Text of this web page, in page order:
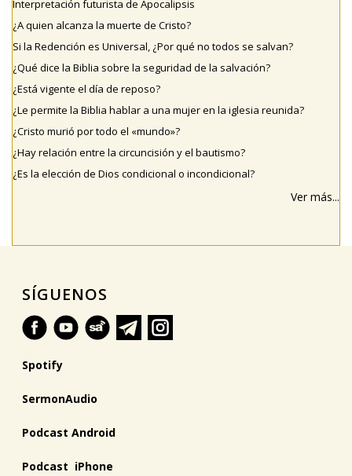
Interpretación futurista de Apocalipsis
¿A quien alcanza la muerte de Cristo?
Si la Redención es Universal, ¿Por qué no todos se salvan?
¿Qué dice la Biblia sobre la seguridad de la salvación?
¿Está vigente el día de reposo?
¿Le permite la Biblia hablar a una mujer en la iglesia reunida?
¿Cristo murió por todo el «mundo»?
¿Hay relación entre la circuncisión y el bautismo?
¿Es la elección de Dios condicional o incondicional?
Ver más...
SÍGUENOS
Spotify
SermonAudio
Podcast Android
Podcast iPhone